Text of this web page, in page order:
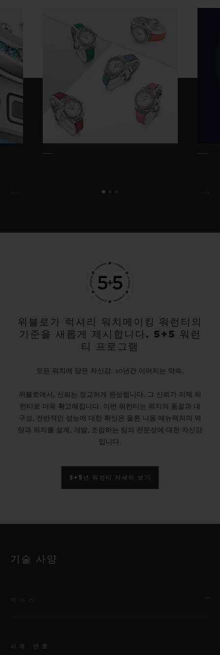
위블로가 럭셔리 워치메이킹 워런티의
기준을 새롭게 제시합니다. 5+5 워런
티 프로그램
모든 워치에 담은 자신감. 10년간 이어지는 약속.
위블로에서, 신뢰는 정교하게 완성됩니다. 그 신뢰가 이제 워
런티로 더욱 확고해집니다. 이번 워런티는 워치의 품질과 내
구성, 전반적인 성능에 대한 확신은 물론 니옹 매뉴팩처의 역
량과 워치를 설계, 개발, 조립하는 팀의 전문성에 대한 자신감
입니다.
5+5년 워런티 자세히 보기
기술 사양
시계 번호